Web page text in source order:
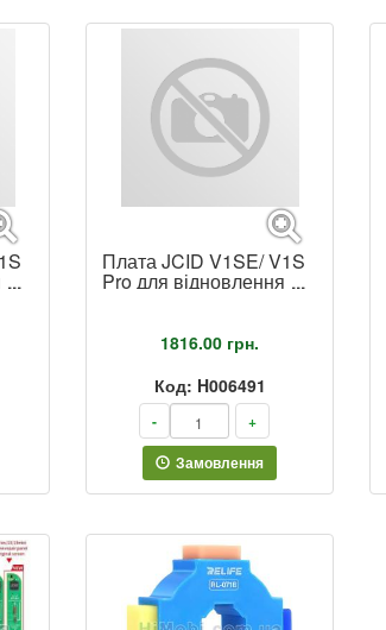
Плата JCID V1SE/ V1S
Pro для відновлення
1816.00 грн.
Код: H006491
-
+
Замовлення